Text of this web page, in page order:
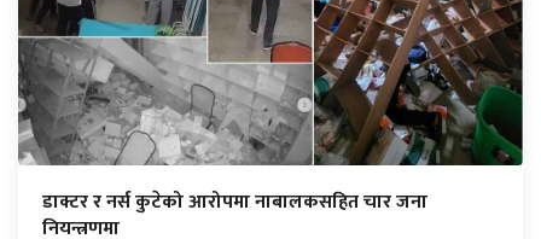
डाक्टर र नर्स कुटेको आरोपमा नाबालकसहित चार जना
नियन्त्रणमा